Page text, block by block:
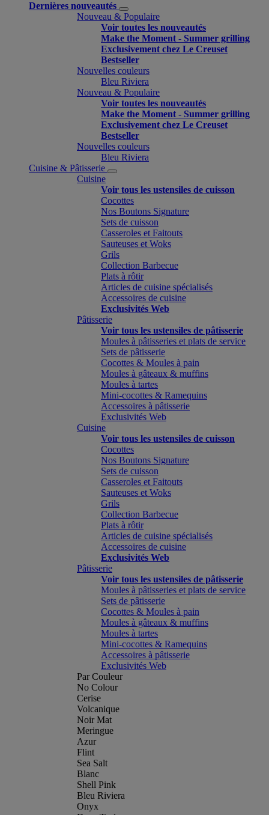
Dernières nouveautés
Nouveau & Populaire
Voir toutes les nouveautés
Make the Moment - Summer grilling
Exclusivement chez Le Creuset
Bestseller
Nouvelles couleurs
Bleu Riviera
Nouveau & Populaire
Voir toutes les nouveautés
Make the Moment - Summer grilling
Exclusivement chez Le Creuset
Bestseller
Nouvelles couleurs
Bleu Riviera
Cuisine & Pâtisserie
Cuisine
Voir tous les ustensiles de cuisson
Cocottes
Nos Boutons Signature
Sets de cuisson
Casseroles et Faitouts
Sauteuses et Woks
Grils
Collection Barbecue
Plats à rôtir
Articles de cuisine spécialisés
Accessoires de cuisine
Exclusivités Web
Pâtisserie
Voir tous les ustensiles de pâtisserie
Moules à pâtisseries et plats de service
Sets de pâtisserie
Cocottes & Moules à pain
Moules à gâteaux & muffins
Moules à tartes
Mini-cocottes & Ramequins
Accessoires à pâtisserie
Exclusivités Web
Cuisine
Voir tous les ustensiles de cuisson
Cocottes
Nos Boutons Signature
Sets de cuisson
Casseroles et Faitouts
Sauteuses et Woks
Grils
Collection Barbecue
Plats à rôtir
Articles de cuisine spécialisés
Accessoires de cuisine
Exclusivités Web
Pâtisserie
Voir tous les ustensiles de pâtisserie
Moules à pâtisseries et plats de service
Sets de pâtisserie
Cocottes & Moules à pain
Moules à gâteaux & muffins
Moules à tartes
Mini-cocottes & Ramequins
Accessoires à pâtisserie
Exclusivités Web
Par Couleur
No Colour
Cerise
Volcanique
Noir Mat
Meringue
Azur
Flint
Sea Salt
Blanc
Shell Pink
Bleu Riviera
Onyx